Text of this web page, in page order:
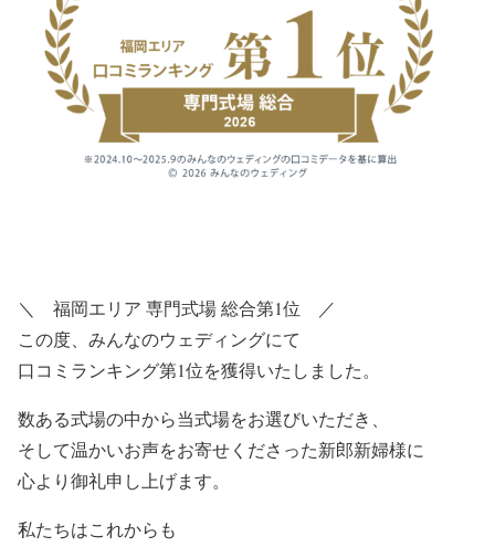
＼ 福岡エリア 専門式場 総合第1位 ／
この度、みんなのウェディングにて
口コミランキング第1位を獲得いたしました。
数ある式場の中から当式場をお選びいただき、
そして温かいお声をお寄せくださった新郎新婦様に
心より御礼申し上げます。
私たちはこれからも